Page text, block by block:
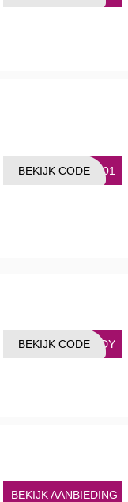
1001
BEKIJK CODE
ARDY
BEKIJK CODE
BEKIJK AANBIEDING